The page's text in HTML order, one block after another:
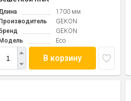
1700 мм
Производитель
GEKON
Бренд
GEKON
Модель
Eco
В корзину